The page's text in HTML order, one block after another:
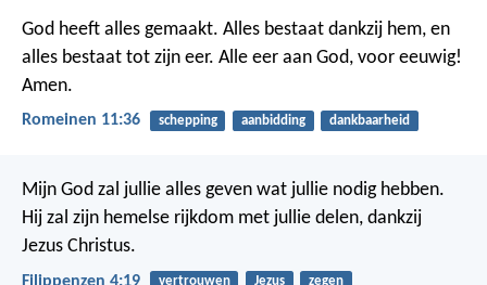
God heeft alles gemaakt. Alles bestaat dankzij hem, en
alles bestaat tot zijn eer. Alle eer aan God, voor eeuwig!
Amen.
Romeinen 11:36 schepping aanbidding dankbaarheid
Mijn God zal jullie alles geven wat jullie nodig hebben.
Hij zal zijn hemelse rijkdom met jullie delen, dankzij
Jezus Christus.
Filippenzen 4:19 vertrouwen Jezus zegen